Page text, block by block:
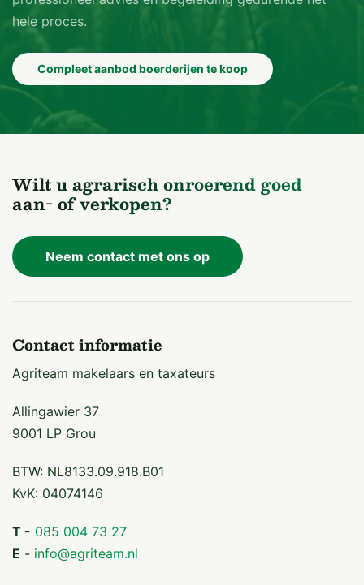
hele proces.
Compleet aanbod boerderijen te koop
Wilt u agrarisch onroerend goed
aan- of verkopen?
Neem contact met ons op
Contact informatie
Agriteam makelaars en taxateurs
Allingawier 37
9001 LP Grou
BTW: NL8133.09.918.B01
KvK: 04074146
T - 085 004 73 27
E - info@agriteam.nl